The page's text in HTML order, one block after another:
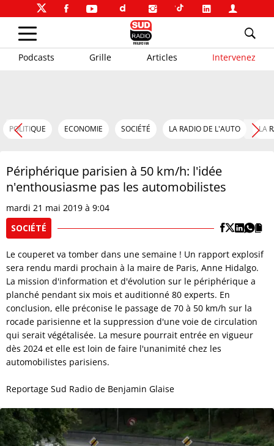
Podcasts Grille Articles Intervenez
POLITIQUE ECONOMIE SOCIÉTÉ LA RADIO DE L'AUTO LA
Périphérique parisien à 50 km/h: l'idée
n'enthousiasme pas les automobilistes
mardi 21 mai 2019 à 9:04
SOCIÉTÉ
Le couperet va tomber dans une semaine ! Un rapport explosif
sera rendu mardi prochain à la maire de Paris, Anne Hidalgo.
La mission d'information et d'évolution sur le périphérique a
planché pendant six mois et auditionné 80 experts. En
conclusion, elle préconise le passage de 70 à 50 km/h sur la
rocade parisienne et la suppression d'une voie de circulation
qui serait végétalisée. La mesure pourrait entrée en vigueur
dès 2024 et elle est loin de faire l'unanimité chez les
automobilistes parisiens.
Reportage Sud Radio de Benjamin Glaise